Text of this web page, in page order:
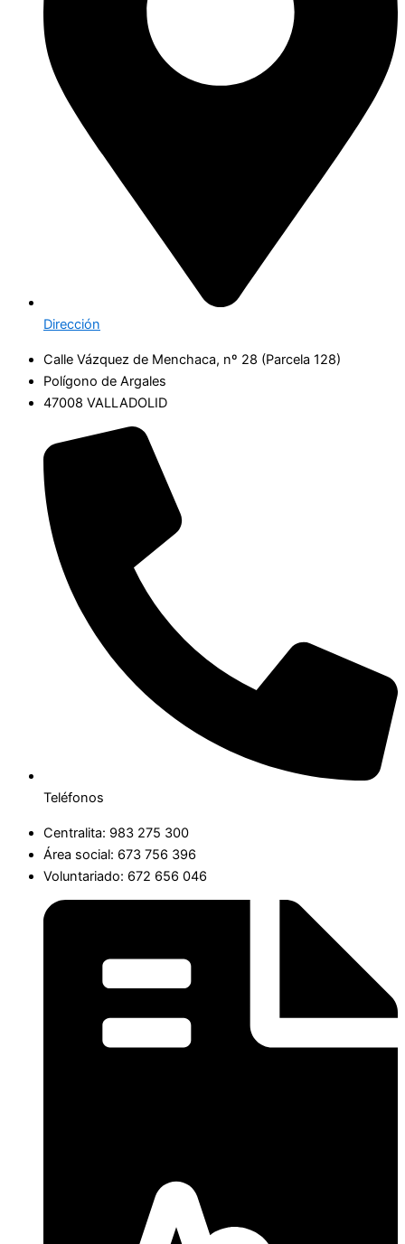
Dirección
Calle Vázquez de Menchaca, nº 28 (Parcela 128)
Polígono de Argales
47008 VALLADOLID
Teléfonos
Centralita: 983 275 300
Área social: 673 756 396
Voluntariado: 672 656 046